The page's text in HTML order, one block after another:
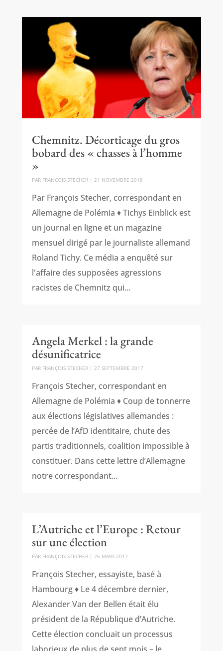
Chemnitz. Décorticage du gros
bobard des « chasses à l’homme
»
PAR FRANÇOIS STECHER| 21 NOVEMBRE 2018
Par François Stecher, correspondant en
Allemagne de Polémia ♦ Tichys Einblick est
un journal en ligne et un magazine
mensuel dirigé par le journaliste allemand
Roland Tichy. Ce média a enquêté sur
l'affaire des supposées agressions
racistes de Chemnitz qui...
Angela Merkel : la grande
désunificatrice
PAR FRANÇOIS STECHER| 27 SEPTEMBRE 2017
François Stecher, correspondant en
Allemagne de Polémia ♦ Coup de tonnerre
aux élections législatives allemandes :
percée de l’AfD identitaire, chute des
partis traditionnels, coalition impossible à
constituer. Dans cette lettre d’Allemagne
notre correspondant...
L’Autriche et l’Europe : Retour
sur une élection
PAR FRANÇOIS STECHER| 26 MARS 2017
François Stecher, essayiste, basé à
Hambourg ♦ Le 4 décembre dernier,
Alexander Van der Bellen était élu
président de la République d’Autriche.
Cette élection concluait un processus